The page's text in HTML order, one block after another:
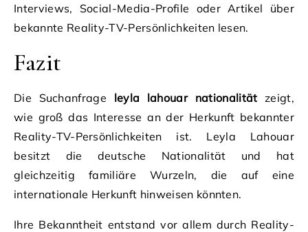
Interviews, Social-Media-Profile oder Artikel über
bekannte Reality-TV-Persönlichkeiten lesen.
Fazit
Die Suchanfrage leyla lahouar nationalität zeigt,
wie groß das Interesse an der Herkunft bekannter
Reality-TV-Persönlichkeiten ist. Leyla Lahouar
besitzt die deutsche Nationalität und hat
gleichzeitig familiäre Wurzeln, die auf eine
internationale Herkunft hinweisen könnten.
Ihre Bekanntheit entstand vor allem durch Reality-